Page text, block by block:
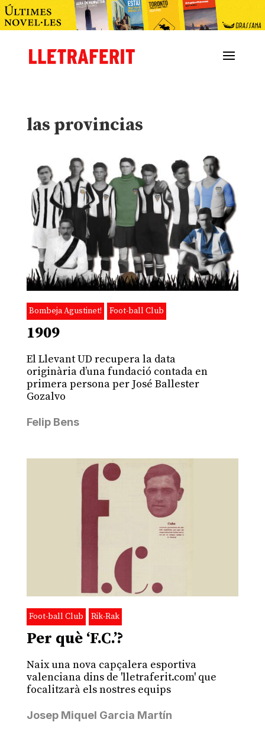
las provincias
Bombeja Agustinet! Foot-ball Club
1909
El Llevant UD recupera la data
originària d’una fundació contada en
primera persona per José Ballester
Gozalvo
Felip Bens
Foot-ball Club Rik-Rak
Per què ‘F.C.’?
Naix una nova capçalera esportiva
valenciana dins de 'lletraferit.com' que
focalitzarà els nostres equips
Josep Miquel Garcia Martín